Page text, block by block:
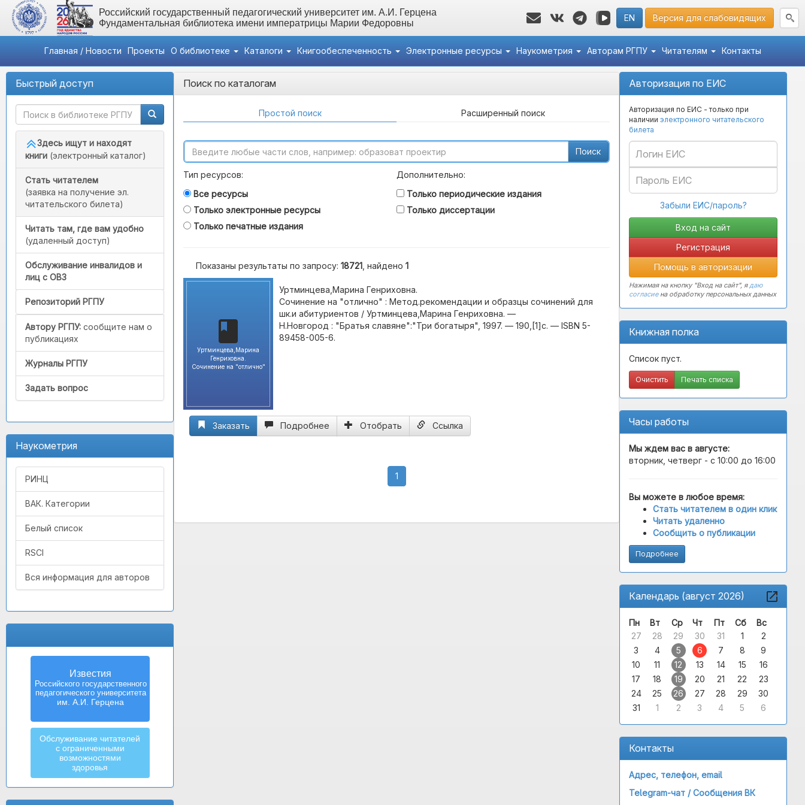
Российский государственный педагогический университет им. А.И. Герцена
Фундаментальная библиотека имени императрицы Марии Федоровны
EN Версия для слабовидящих
Главная / Новости Проекты О библиотеке Каталоги Книгообеспеченность Электронные ресурсы Наукометрия Авторам РГПУ Читателям Контакты
Быстрый доступ
Здесь ищут и находят
книги (электронный каталог)
Стать читателем
(заявка на получение эл.
читательского билета)
Читать там, где вам удобно
(удаленный доступ)
Обслуживание инвалидов и
лиц с ОВЗ
Репозиторий РГПУ
Автору РГПУ: сообщите нам о
публикациях
Журналы РГПУ
Задать вопрос
Наукометрия
РИНЦ
ВАК. Категории
Белый список
RSCI
Вся информация для авторов
Известия
Российского государственного
педагогического университета
им. А.И. Герцена
Обслуживание читателей
с ограниченными
возможностями
здоровья
Авторизация по ЕИС
Авторизация по ЕИС - только при
наличии электронного читательского
билета
Забыли ЕИС/пароль?
Регистрация
Помощь в авторизации
Нажимая на кнопку "Вход на сайт", ядаю
согласиена обработку персональных данных
Книжная полка
Список пуст.
Очистить Печать списка
Часы работы
Мы ждем вас в августе:
вторник, четверг - с 10:00 до 16:00
Вы можете в любое время:
Стать читателем в один клик
Читать удаленно
Сообщить о публикации
Подробнее
Календарь (август 2026)
Пн Вт Ср Чт Пт Сб
Вс
27
28 29 30 31 1
2
3
4 5 6 7 8
9
10
11 12 13 14 15
16
17
18 19 20 21 22
23
24
25 26 27 28 29
30
31
1 2 3 4 5 6
Контакты
Адрес, телефон, email
Telegram-чат /Сообщения ВК
Поиск по каталогам
Простой поиск Расширенный поиск
Поиск
Тип ресурсов:
Все ресурсы
Только электронные ресурсы
Только печатные издания
Дополнительно:
Только периодические издания
Только диссертации
Показаны результаты по запросу: 18721 , найдено 1
Уртминцева,Марина
Генриховна.
Сочинение на "отлично"
Уртминцева,Марина Генриховна.
Сочинение на "отлично" : Метод.рекомендации и образцы сочинений для
шк.и абитуриентов / Уртминцева,Марина Генриховна. —
Н.Новгород : "Братья славяне":"Три богатыря", 1997. — 190,[1]с. — ISBN 5-
89458-005-6.
Заказать Подробнее Отобрать Ссылка
1(current)